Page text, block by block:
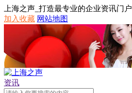
上海之声_打造最专业的企业资讯门户
加入收藏 网站地图
资讯